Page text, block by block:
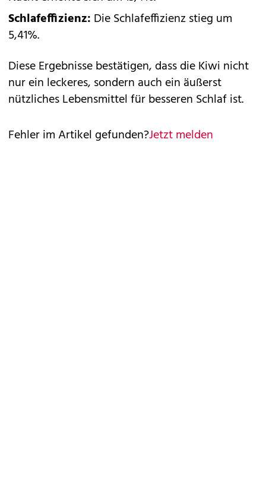
Schlafeffizienz: Die Schlafeffizienz stieg um
5,41%.
Diese Ergebnisse bestätigen, dass die Kiwi nicht
nur ein leckeres, sondern auch ein äußerst
nützliches Lebensmittel für besseren Schlaf ist.
Fehler im Artikel gefunden?Jetzt melden